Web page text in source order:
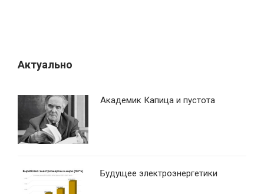
с
Актуально
Академик Капица и пустота
Будущее электроэнергетики